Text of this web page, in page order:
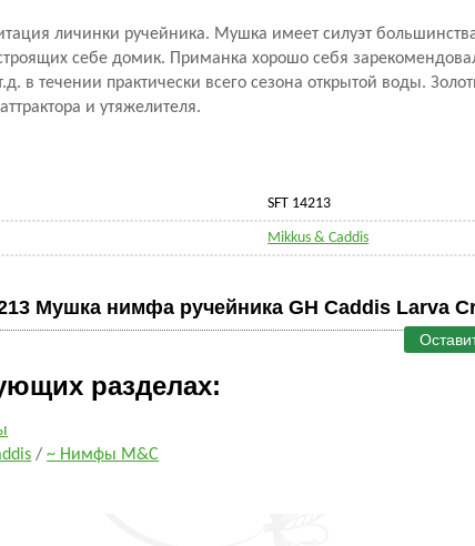
личинки ручейника. Мушка имеет силуэт
себе домик. Приманка хорошо себя
в течении практически всего сезона открытой воды.
и утяжелителя.
SFT 14213
Mikkus & Caddis
Мушка нимфа ручейника GH Caddis Larva
разделах:
/~ Нимфы M&C